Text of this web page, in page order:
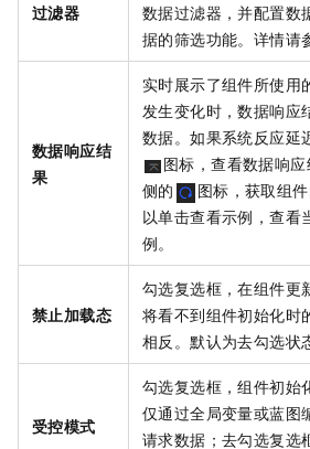
过滤器
数据过滤器，并配置数
据的筛选功能。详情请
数据响应结
果
实时展示了组件所使用
发生变化时，数据响应
数据。如果系统反应延
图标，查看数据响
侧的
图标，获取组
以单击查看示例，查看
例。
禁止加载态
勾选复选框，在组件更
将看不到组件初始化时
相反。默认为去勾选状
受控模式
勾选复选框，组件初始
仅通过全局变量或蓝图
请求数据；去勾选复选